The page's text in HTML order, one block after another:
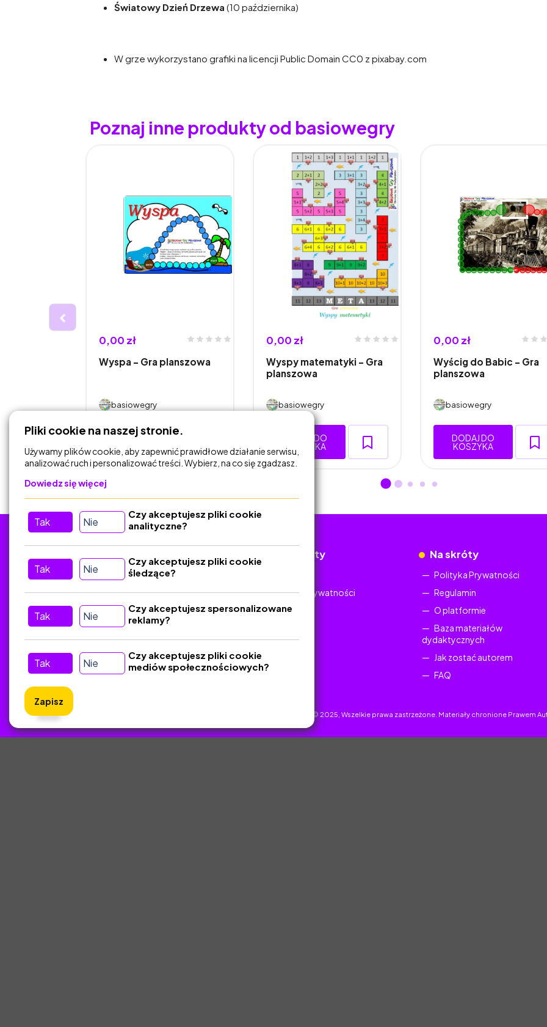
Światowy Dzień Drzewa (10 października)
W grze wykorzystano grafiki na licencji Public Domain CC0 z pixabay.com
Poznaj inne produkty od basiowegry
0,00 zł
Wyspa – Gra planszowa
basiowegry
DODAJ DO
KOSZYKA
0,00 zł
Wyspy matematyki – Gra
planszowa
basiowegry
DODAJ DO
KOSZYKA
0,00 zł
Wyścig do Babic – Gra
planszowa
basiowegry
DODAJ DO
KOSZYKA
Kontakt
Dokumenty
Polityka Prywatności
Na skróty
Polityka Prywatności
Regulamin
O platformie
Baza materiałów
dydaktycznych
Jak zostać autorem
FAQ
ZlotyNauczyciel.pl © 2025, Wszelkie prawa zastrzeżone. Materiały chronione Prawem
Pliki cookie na naszej stronie.
Używamy plików cookie, aby zapewnić prawidłowe działanie serwisu,
analizować ruch i personalizować treści. Wybierz, na co się zgadzasz.
Dowiedz się więcej
Tak Nie
Czy akceptujesz pliki cookie
analityczne?
Tak Nie
Czy akceptujesz pliki cookie
śledzące?
Tak Nie
Czy akceptujesz spersonalizowane
reklamy?
Tak Nie
Czy akceptujesz pliki cookie
mediów społecznościowych?
Zapisz